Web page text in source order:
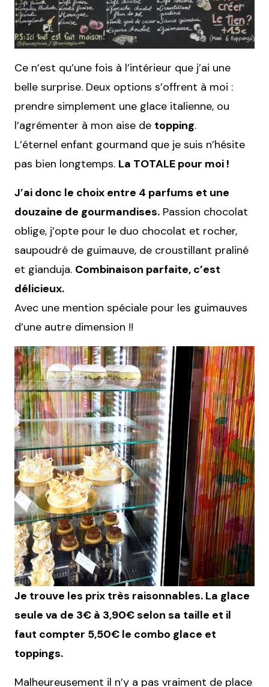
Ce n’est qu’une fois à l’intérieur que j’ai une
belle surprise. Deux options s’offrent à moi :
prendre simplement une glace italienne, ou
l’agrémenter à mon aise de topping.
L’éternel enfant gourmand que je suis n’hésite
pas bien longtemps. La TOTALE pour moi !
J’ai donc le choix entre 4 parfums et une
douzaine de gourmandises. Passion chocolat
oblige, j’opte pour le duo chocolat et rocher,
saupoudré de guimauve, de croustillant praliné
et gianduja. Combinaison parfaite, c’est
délicieux.
Avec une mention spéciale pour les guimauves
d’une autre dimension !!
Je trouve les prix très raisonnables. La glace
seule va de 3€ à 3,90€ selon sa taille et il
faut compter 5,50€ le combo glace et
toppings.
Malheureusement il n’y a pas vraiment de place